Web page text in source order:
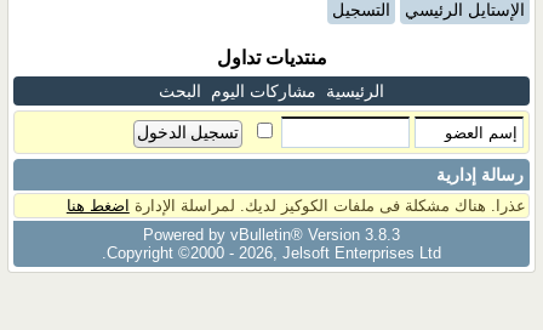
الإستايل الرئيسي التسجيل
منتديات تداول
الرئيسية مشاركات اليوم البحث
رسالة إدارية
عذرا. هناك مشكلة فى ملفات الكوكيز لديك. لمراسلة الإدارة اضغط هنا
Powered by vBulletin® Version 3.8.3
Copyright ©2000 - 2026, Jelsoft Enterprises Ltd.